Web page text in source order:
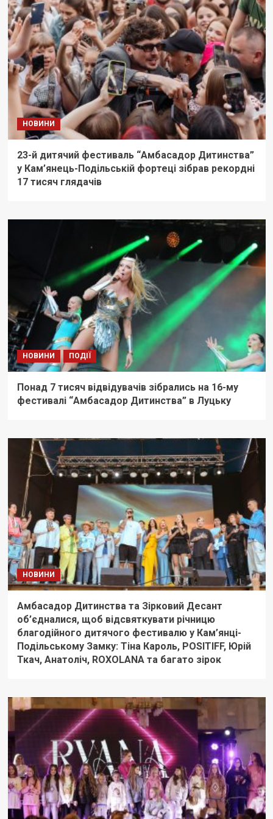
НОВИНИ
23-й дитячий фестиваль “Амбасадор Дитинства”
у Кам’янець-Подільській фортеці зібрав рекордні
17 тисяч глядачів
НОВИНИ ПОДІЇ
Понад 7 тисяч відвідувачів зібрались на 16-му
фестивалі “Амбасадор Дитинства” в Луцьку
НОВИНИ
Амбасадор Дитинства та Зірковий Десант
об’єдналися, щоб відсвяткувати річницю
благодійного дитячого фестивалю у Кам’янці-
Подільському Замку: Тіна Кароль, POSITIFF, Юрій
Ткач, Анатоліч, ROXOLANA та багато зірок